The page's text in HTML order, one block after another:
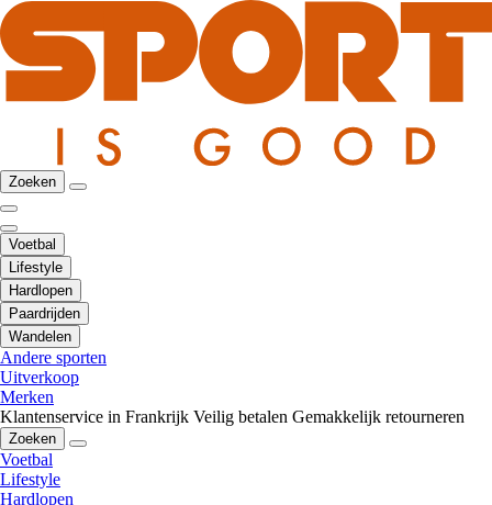
Zoeken
Voetbal
Lifestyle
Hardlopen
Paardrijden
Wandelen
Andere sporten
Uitverkoop
Merken
Klantenservice in Frankrijk Veilig betalen Gemakkelijk retourneren
Zoeken
Voetbal
Lifestyle
Hardlopen